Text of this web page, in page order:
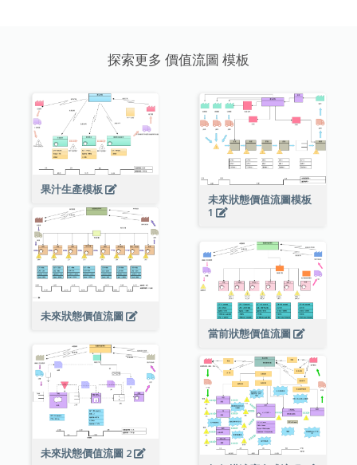
探索更多 價值流圖 模板
果汁生產模板
未來狀態價值流圖模板
1
未來狀態價值流圖
當前狀態價值流圖
未來狀態價值流圖 2